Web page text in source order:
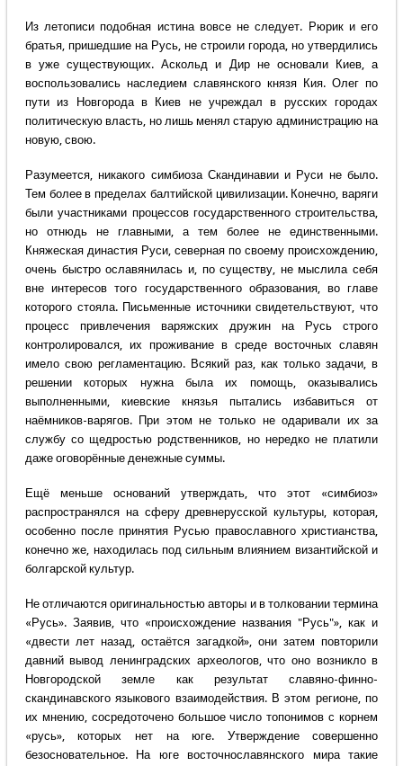
Из летописи подобная истина вовсе не следует. Рюрик и его
братья, пришедшие на Русь, не строили города, но утвердились
в уже существующих. Аскольд и Дир не основали Киев, а
воспользовались наследием славянского князя Кия. Олег по
пути из Новгорода в Киев не учреждал в русских городах
политическую власть, но лишь менял старую администрацию на
новую, свою.
Разумеется, никакого симбиоза Скандинавии и Руси не было.
Тем более в пределах балтийской цивилизации. Конечно, варяги
были участниками процессов государственного строительства,
но отнюдь не главными, а тем более не единственными.
Княжеская династия Руси, северная по своему происхождению,
очень быстро ославянилась и, по существу, не мыслила себя
вне интересов того государственного образования, во главе
которого стояла. Письменные источники свидетельствуют, что
процесс привлечения варяжских дружин на Русь строго
контролировался, их проживание в среде восточных славян
имело свою регламентацию. Всякий раз, как только задачи, в
решении которых нужна была их помощь, оказывались
выполненными, киевские князья пытались избавиться от
наёмников-варягов. При этом не только не одаривали их за
службу со щедростью родственников, но нередко не платили
даже оговорённые денежные суммы.
Ещё меньше оснований утверждать, что этот «симбиоз»
распространялся на сферу древнерусской культуры, которая,
особенно после принятия Русью православного христианства,
конечно же, находилась под сильным влиянием византийской и
болгарской культур.
Не отличаются оригинальностью авторы и в толковании термина
«Русь». Заявив, что «происхождение названия "Русь"», как и
«двести лет назад, остаётся загадкой», они затем повторили
давний вывод ленинградских археологов, что оно возникло в
Новгородской земле как результат славяно-финно-
скандинавского языкового взаимодействия. В этом регионе, по
их мнению, сосредоточено большое число топонимов с корнем
«русь», которых нет на юге. Утверждение совершенно
безосновательное. На юге восточнославянского мира такие